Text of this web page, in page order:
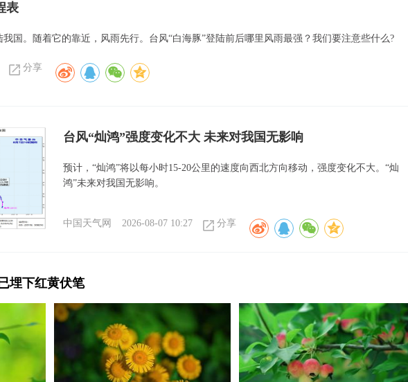
表
我国。随着它的靠近，风雨先行。台风“白海豚”登陆前后哪里风雨最强？我们要注意些什么?
分享
台风“灿鸿”强度变化不大 未来对我国无影响
预计，“灿鸿”将以每小时15-20公里的速度向西北方向移动，强度变化不大。“灿
鸿”未来对我国无影响。
中国天气网 2026-08-07 10:27 分享
埋下红黄伏笔